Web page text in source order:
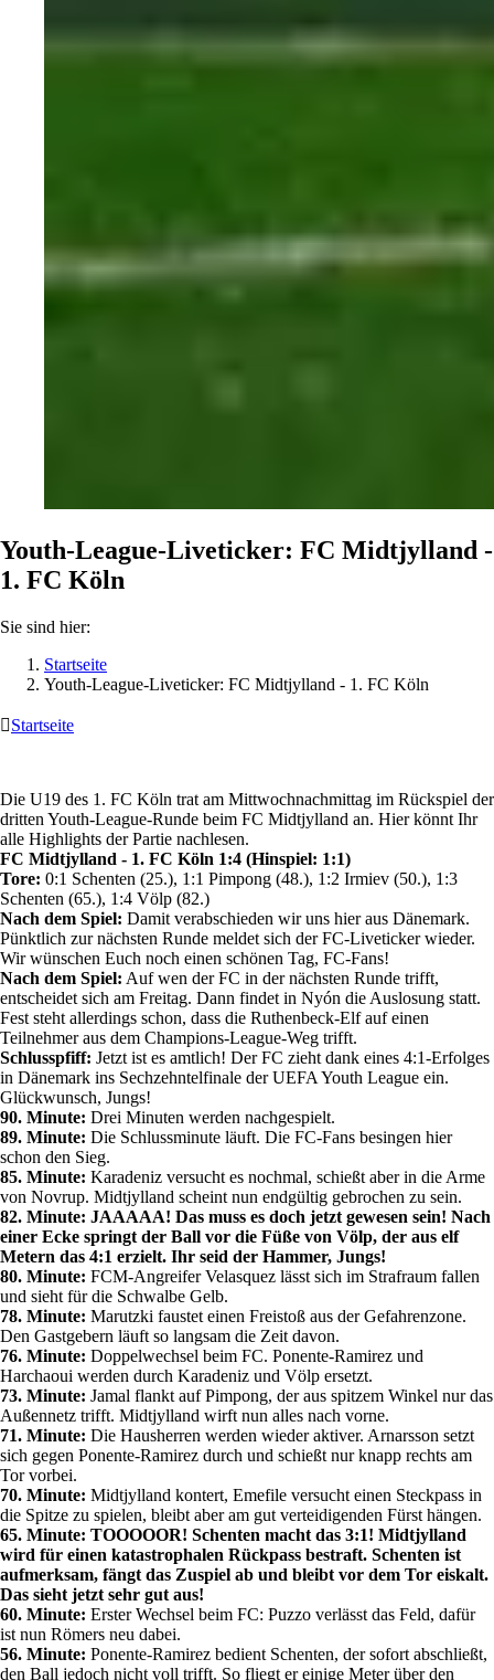
Youth-League-Liveticker: FC Midtjylland -
1. FC Köln
Sie sind hier:
Startseite
Youth-League-Liveticker: FC Midtjylland - 1. FC Köln
Startseite
Die U19 des 1. FC Köln trat am Mittwochnachmittag im Rückspiel der
dritten Youth-League-Runde beim FC Midtjylland an. Hier könnt Ihr
alle Highlights der Partie nachlesen.
FC Midtjylland - 1. FC Köln 1:4 (Hinspiel: 1:1)
Tore: 0:1 Schenten (25.), 1:1 Pimpong (48.), 1:2 Irmiev (50.), 1:3
Schenten (65.), 1:4 Völp (82.)
Nach dem Spiel: Damit verabschieden wir uns hier aus Dänemark.
Pünktlich zur nächsten Runde meldet sich der FC-Liveticker wieder.
Wir wünschen Euch noch einen schönen Tag, FC-Fans!
Nach dem Spiel: Auf wen der FC in der nächsten Runde trifft,
entscheidet sich am Freitag. Dann findet in Nyón die Auslosung statt.
Fest steht allerdings schon, dass die Ruthenbeck-Elf auf einen
Teilnehmer aus dem Champions-League-Weg trifft.
Schlusspfiff: Jetzt ist es amtlich! Der FC zieht dank eines 4:1-Erfolges
in Dänemark ins Sechzehntelfinale der UEFA Youth League ein.
Glückwunsch, Jungs!
90. Minute: Drei Minuten werden nachgespielt.
89. Minute: Die Schlussminute läuft. Die FC-Fans besingen hier
schon den Sieg.
85. Minute: Karadeniz versucht es nochmal, schießt aber in die Arme
von Novrup. Midtjylland scheint nun endgültig gebrochen zu sein.
82. Minute: JAAAAA! Das muss es doch jetzt gewesen sein! Nach
einer Ecke springt der Ball vor die Füße von Völp, der aus elf
Metern das 4:1 erzielt. Ihr seid der Hammer, Jungs!
80. Minute: FCM-Angreifer Velasquez lässt sich im Strafraum fallen
und sieht für die Schwalbe Gelb.
78. Minute: Marutzki faustet einen Freistoß aus der Gefahrenzone.
Den Gastgebern läuft so langsam die Zeit davon.
76. Minute: Doppelwechsel beim FC. Ponente-Ramirez und
Harchaoui werden durch Karadeniz und Völp ersetzt.
73. Minute: Jamal flankt auf Pimpong, der aus spitzem Winkel nur das
Außennetz trifft. Midtjylland wirft nun alles nach vorne.
71. Minute: Die Hausherren werden wieder aktiver. Arnarsson setzt
sich gegen Ponente-Ramirez durch und schießt nur knapp rechts am
Tor vorbei.
70. Minute: Midtjylland kontert, Emefile versucht einen Steckpass in
die Spitze zu spielen, bleibt aber am gut verteidigenden Fürst hängen.
65. Minute: TOOOOOR! Schenten macht das 3:1! Midtjylland
wird für einen katastrophalen Rückpass bestraft. Schenten ist
aufmerksam, fängt das Zuspiel ab und bleibt vor dem Tor eiskalt.
Das sieht jetzt sehr gut aus!
60. Minute: Erster Wechsel beim FC: Puzzo verlässt das Feld, dafür
ist nun Römers neu dabei.
56. Minute: Ponente-Ramirez bedient Schenten, der sofort abschließt,
den Ball jedoch nicht voll trifft. So fliegt er einige Meter über den